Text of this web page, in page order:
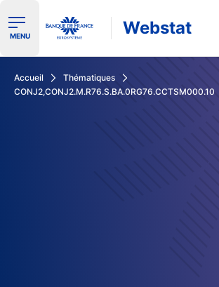
Ouvrir le menu de navigation
MENU Webstat
Accueil
Thématiques
CONJ2,CONJ2.M.R76.S.BA.0RG76.CCTSM000.10